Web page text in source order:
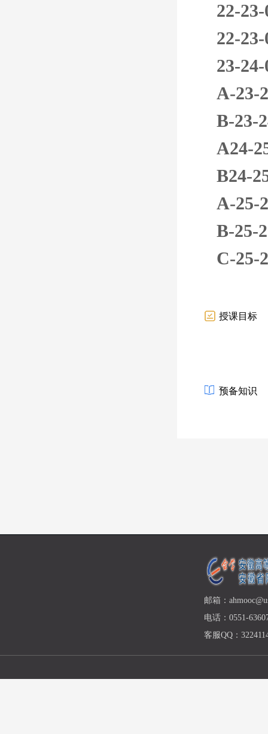
22-
22-
23-
A-23-
B-23-
A24-
B24-
A-25-
B-25-
C-25-
授课目标
预备知识
邮箱：
电话：0551-
客服QQ：